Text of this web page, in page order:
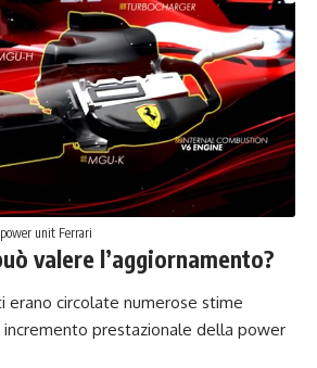
unit Ferrari
valere l’aggiornamento?
erano circolate numerose stime
prestazionale della power